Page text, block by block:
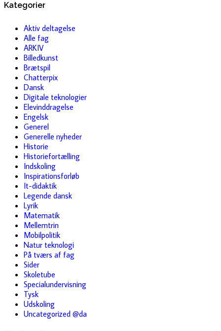
Kategorier
Aktiv deltagelse
Alle fag
ARKIV
Billedkunst
Brætspil
Chatterpix
Dansk
Digitale teknologier
Elevinddragelse
Engelsk
Generel
Generelle nyheder
Historie
Historiefortælling
Indskoling
Inspirationsforløb
It-didaktik
Legende dansk
Lyrik
Matematik
Mellemtrin
Mobilpolitik
Natur teknologi
På tværs af fag
Sider
Skoletube
Specialundervisning
Tysk
Udskoling
Uncategorized @da